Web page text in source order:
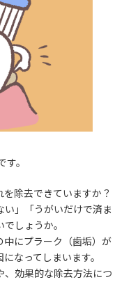
。
除去できていますか？
い」「うがいだけで済ま
しょうか。
にプラーク（歯垢）が
なってしまいます。
効果的な除去方法につ